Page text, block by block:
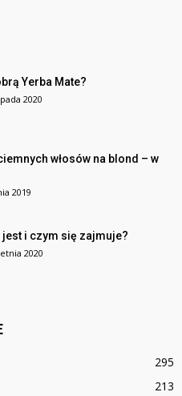
Yerba Mate?
2020
włosów na blond – w
2019
jest i czym się zajmuje?
2020
295
213